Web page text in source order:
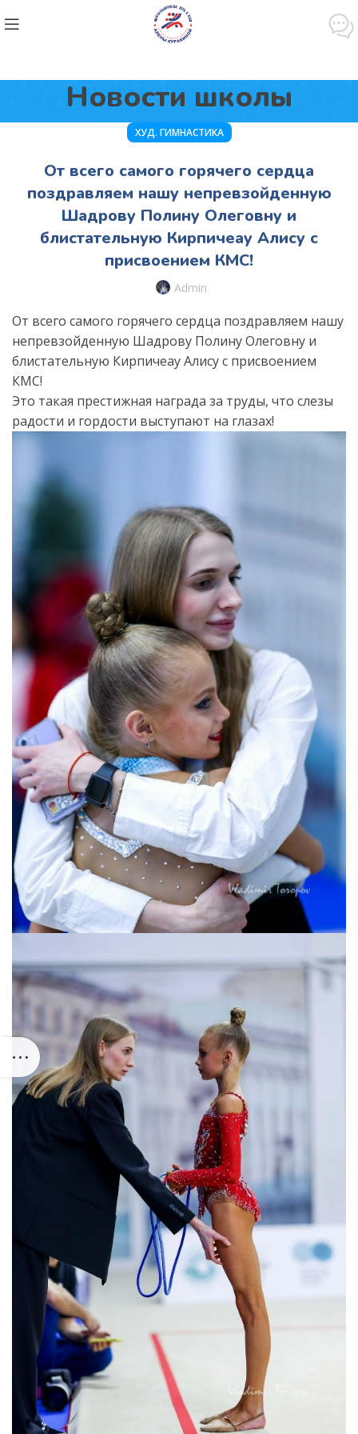
Новости школы
ХУД. ГИМНАСТИКА
От всего самого горячего сердца
поздравляем нашу непревзойденную
Шадрову Полину Олеговну и
блистательную Кирпичеау Алису с
присвоением КМС!
Admin
От всего самого горячего сердца поздравляем нашу
непревзойденную Шадрову Полину Олеговну и
блистательную Кирпичеау Алису с присвоением
КМС!
Это такая престижная награда за труды, что слезы
радости и гордости выступают на глазах!